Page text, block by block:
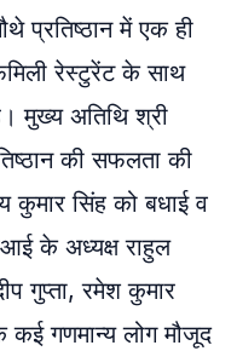
प्रतिष्ठान में एक ही
रेस्टुरेंट के साथ
मुख्य अतिथि श्री
की सफलता की
कुमार सिंह को बधाई व
के अध्यक्ष राहुल
गुप्ता, रमेश कुमार
गणमान्य लोग मौजूद